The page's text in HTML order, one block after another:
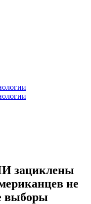
зациклены
не
выборы